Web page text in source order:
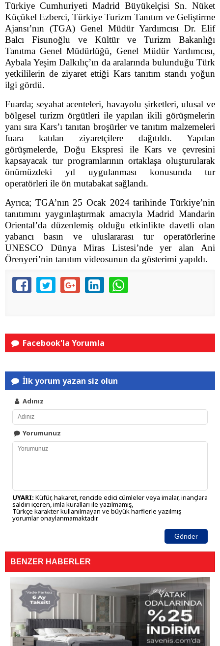
Türkiye Cumhuriyeti Madrid Büyükelçisi Sn. Nüket
Küçükel Ezberci, Türkiye Turizm Tanıtım ve Geliştirme
Ajansı’nın (TGA) Genel Müdür Yardımcısı Dr. Elif
Balcı Fisunoğlu ve Kültür ve Turizm Bakanlığı
Tanıtma Genel Müdürlüğü, Genel Müdür Yardımcısı,
Aybala Yeşim Dalkılıç’ın da aralarında bulunduğu Türk
yetkililerin de ziyaret ettiği Kars tanıtım standı yoğun
ilgi gördü.
Fuarda; seyahat acenteleri, havayolu şirketleri, ulusal ve
bölgesel turizm örgütleri ile yapılan ikili görüşmelerin
yanı sıra Kars’ı tanıtan broşürler ve tanıtım malzemeleri
fuara katılan ziyaretçilere dağıtıldı. Yapılan
görüşmelerde, Doğu Ekspresi ile Kars ve çevresini
kapsayacak tur programlarının ortaklaşa oluşturularak
önümüzdeki yıl uygulanması konusunda tur
operatörleri ile ön mutabakat sağlandı.
Ayrıca; TGA’nın 25 Ocak 2024 tarihinde Türkiye’nin
tanıtımını yaygınlaştırmak amacıyla Madrid Mandarin
Oriental’da düzenlemiş olduğu etkinlikte davetli olan
yabancı basın ve uluslararası tur operatörlerine
UNESCO Dünya Miras Listesi’nde yer alan Ani
Örenyeri’nin tanıtım videosunun da gösterimi yapıldı.
Facebook'la Yorumla
İlk yorum yazan siz olun
Adınız
Yorumunuz
UYARI: Küfür, hakaret, rencide edici cümleler veya imalar, inançlara
saldırı içeren, imla kuralları ile yazılmamış,
Türkçe karakter kullanılmayan ve büyük harflerle yazılmış
yorumlar onaylanmamaktadır.
Gönder
BENZER HABERLER